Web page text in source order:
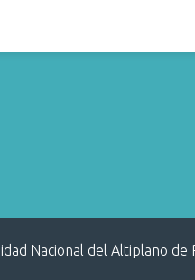
Nacional del Altiplano de